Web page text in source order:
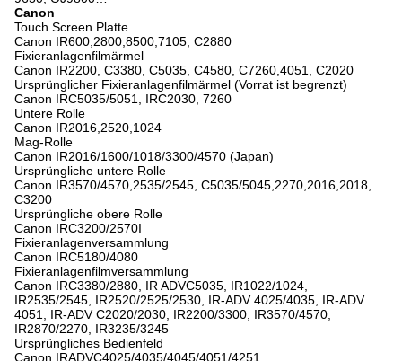
Canon
Touch Screen Platte
Canon IR600,2800,8500,7105, C2880
Fixieranlagenfilmärmel
Canon IR2200, C3380, C5035, C4580, C7260,4051, C2020
Ursprünglicher Fixieranlagenfilmärmel (Vorrat ist begrenzt)
Canon IRC5035/5051, IRC2030, 7260
Untere Rolle
Canon IR2016,2520,1024
Mag-Rolle
Canon IR2016/1600/1018/3300/4570 (Japan)
Ursprüngliche untere Rolle
Canon IR3570/4570,2535/2545, C5035/5045,2270,2016,2018,
C3200
Ursprüngliche obere Rolle
Canon IRC3200/2570I
Fixieranlagenversammlung
Canon IRC5180/4080
Fixieranlagenfilmversammlung
Canon IRC3380/2880, IR ADVC5035, IR1022/1024,
IR2535/2545, IR2520/2525/2530, IR-ADV 4025/4035, IR-ADV
4051, IR-ADV C2020/2030, IR2200/3300, IR3570/4570,
IR2870/2270, IR3235/3245
Ursprüngliches Bedienfeld
Canon IRADVC4025/4035/4045/4051/4251